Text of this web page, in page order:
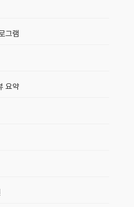
그램
요약